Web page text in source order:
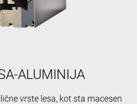
ALUMINIJA
vrste lesa, kot sta macesen